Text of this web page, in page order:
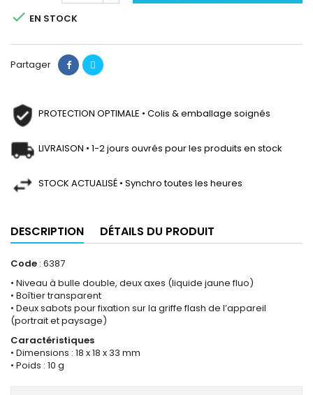
 EN STOCK
Partager
PROTECTION OPTIMALE • Colis & emballage soignés
LIVRAISON • 1-2 jours ouvrés pour les produits en stock
STOCK ACTUALISÉ • Synchro toutes les heures
DESCRIPTION DÉTAILS DU PRODUIT
Code : 6387
• Niveau à bulle double, deux axes (liquide jaune fluo)
• Boîtier transparent
• Deux sabots pour fixation sur la griffe flash de l’appareil
(portrait et paysage)
Caractéristiques
• Dimensions : 18 x 18 x 33 mm
• Poids : 10 g